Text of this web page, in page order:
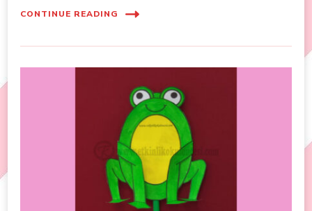
CONTINUE READING